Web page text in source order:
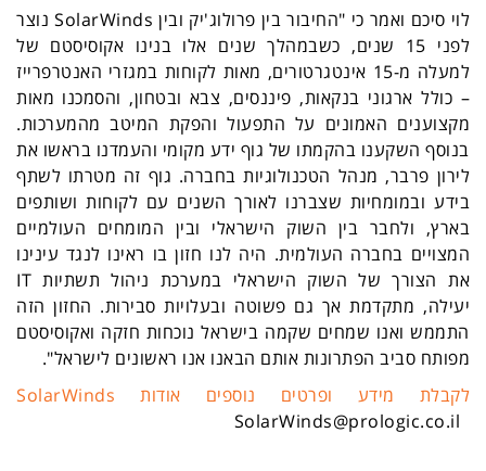
לוי סיכם ואמר כי "החיבור בין פרולוג'יק ובין SolarWinds נוצר
לפני 15 שנים, כשבמהלך שנים אלו בנינו אקוסיסטם של
למעלה מ-15 אינטגרטורים, מאות לקוחות במגזרי האנטרפרייז
– כולל ארגוני בנקאות, פיננסים, צבא ובטחון, והסמכנו מאות
מקצוענים האמונים על התפעול והפקת המיטב מהמערכות.
בנוסף השקענו בהקמתו של גוף ידע מקומי והעמדנו בראשו את
לירון פרבר, מנהל הטכנולוגיות בחברה. גוף זה מטרתו לשתף
בידע ובמומחיות שצברנו לאורך השנים עם לקוחות ושותפים
בארץ, ולחבר בין השוק הישראלי ובין המומחים העולמיים
המצויים בחברה העולמית. היה לנו חזון בו ראינו לנגד עינינו
את הצורך של השוק הישראלי במערכת ניהול תשתיות IT
יעילה, מתקדמת אך גם פשוטה ובעלויות סבירות. החזון הזה
התממש ואנו שמחים שקמה בישראל נוכחות חזקה ואקוסיסטם
מפותח סביב הפתרונות אותם הבאנו אנו ראשונים לישראל".
לקבלת מידע ופרטים נוספים אודות SolarWinds
SolarWinds@prologic.co.il